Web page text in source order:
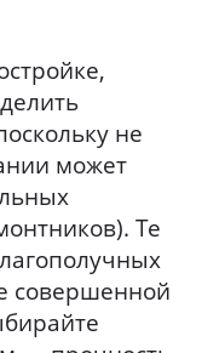
не
может
Те
совершенной